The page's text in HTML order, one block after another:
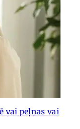
vai peļņas vai